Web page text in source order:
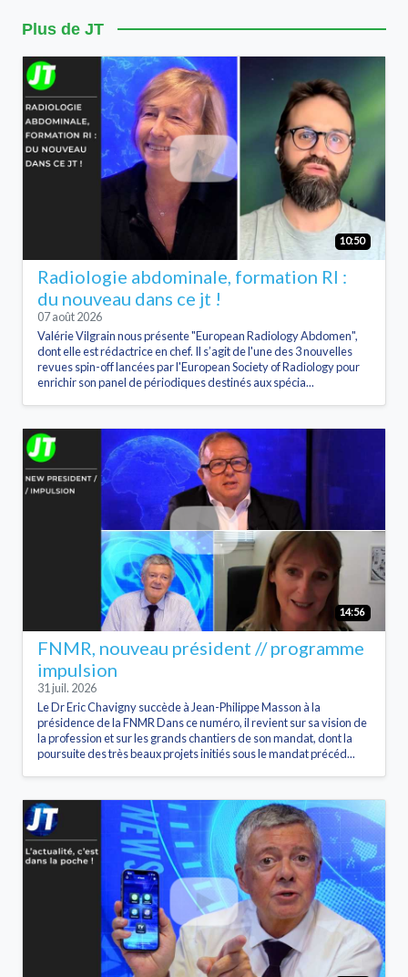
Plus de JT
10:50
Radiologie abdominale, formation RI :
du nouveau dans ce jt !
07 août 2026
Valérie Vilgrain nous présente "European Radiology Abdomen",
dont elle est rédactrice en chef. Il s’agit de l'une des 3 nouvelles
revues spin-off lancées par l'European Society of Radiology pour
enrichir son panel de périodiques destinés aux spécia...
14:56
FNMR, nouveau président // programme
impulsion
31 juil. 2026
Le Dr Eric Chavigny succède à Jean-Philippe Masson à la
présidence de la FNMR Dans ce numéro, il revient sur sa vision de
la profession et sur les grands chantiers de son mandat, dont la
poursuite des très beaux projets initiés sous le mandat précéd...